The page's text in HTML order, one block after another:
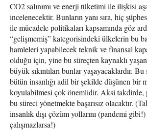
CO2 salınımı ve enerji tüketimi ile ilişkisi
incelenecektir. Bunların yanı sıra, hiç
ile mücadele politikaları kapsamında göz
“gelişmemiş” kategorisindeki ülkelerin bu
hamleleri yapabilecek teknik ve finansal
olduğu için, yine bu süreçten kaynaklı
büyük sıkıntıları bunlar yaşayacaklardır.
bütün insanlığı adil bir şekilde düşünen bir
koyulabilmesi çok önemlidir. Aksi takdirde,
bu süreci yönetmekte başarısız olacaktır.
insanlık dışı çözüm yollarını (pandemi
çalışmazlarsa!)